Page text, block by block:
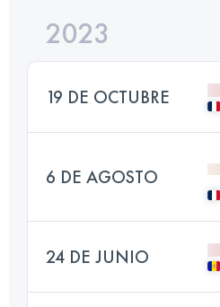
2023
19 DE OCTUBRE
6 DE AGOSTO
24 DE JUNIO